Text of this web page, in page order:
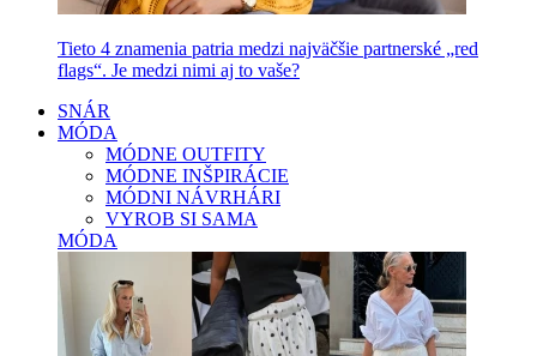
Tieto 4 znamenia patria medzi najväčšie partnerské „red
flags“. Je medzi nimi aj to vaše?
SNÁR
MÓDA
MÓDNE OUTFITY
MÓDNE INŠPIRÁCIE
MÓDNI NÁVRHÁRI
VYROB SI SAMA
MÓDA